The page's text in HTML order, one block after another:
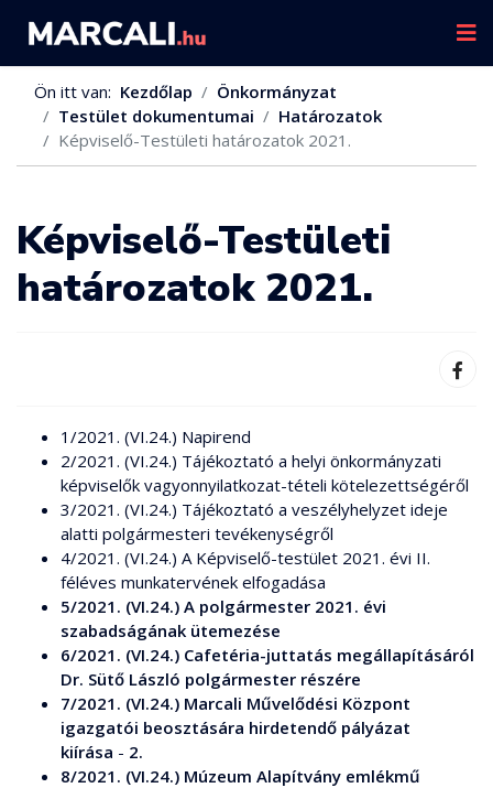
Ön itt van: Kezdőlap
Önkormányzat
Testület dokumentumai
Határozatok
Képviselő-Testületi határozatok 2021.
Képviselő-Testületi
határozatok 2021.
1/2021. (VI.24.) Napirend
2/2021. (VI.24.) Tájékoztató a helyi önkormányzati
képviselők vagyonnyilatkozat-tételi kötelezettségéről
3/2021. (VI.24.) Tájékoztató a veszélyhelyzet ideje
alatti polgármesteri tevékenységről
4/2021. (VI.24.) A Képviselő-testület 2021. évi II.
féléves munkatervének elfogadása
5/2021. (VI.24.) A polgármester 2021. évi
szabadságának ütemezése
6/2021. (VI.24.) Cafetéria-juttatás megállapításáról
Dr. Sütő László polgármester részére
7/2021. (VI.24.) Marcali Művelődési Központ
igazgatói beosztására hirdetendő pályázat
kiírása - 2.
8/2021. (VI.24.) Múzeum Alapítvány emlékmű